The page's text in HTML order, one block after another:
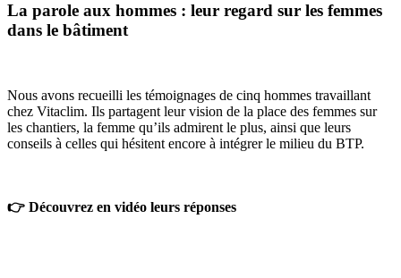
La parole aux hommes : leur regard sur les femmes
dans le bâtiment
Nous avons recueilli les témoignages de cinq hommes travaillant
chez Vitaclim. Ils partagent leur vision de la place des femmes sur
les chantiers, la femme qu’ils admirent le plus, ainsi que leurs
conseils à celles qui hésitent encore à intégrer le milieu du BTP.
👉 Découvrez en vidéo leurs réponses